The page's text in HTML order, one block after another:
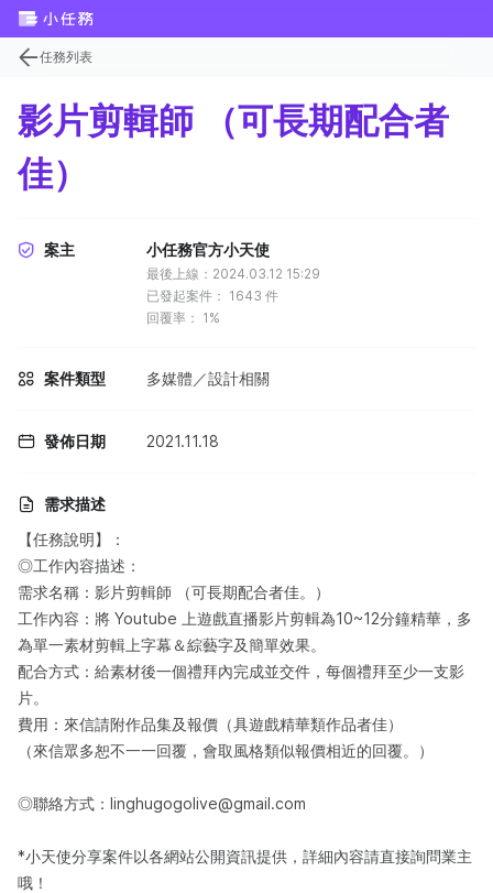
任務列表
影片剪輯師 （可長期配合者
佳）
案主 小任務官方小天使
最後上線：2024.03.12 15:29
已發起案件： 1643 件
回覆率： 1%
案件類型 多媒體／設計相關
發佈日期 2021.11.18
需求描述
【任務說明】：​
◎工作內容描述：​
需求名稱：影片剪輯師 （可長期配合者佳。）
工作內容：將 Youtube 上遊戲直播影片剪輯為10~12分鐘精華，多
為單一素材剪輯上字幕＆綜藝字及簡單效果。
配合方式：給素材後一個禮拜內完成並交件，每個禮拜至少一支影
片。
費用：來信請附作品集及報價（具遊戲精華類作品者佳）
（來信眾多恕不一一回覆，會取風格類似報價相近的回覆。）
◎聯絡方式：linghugogolive@gmail.com
*小天使分享案件以各網站公開資訊提供，詳細內容請直接詢問業主
哦！